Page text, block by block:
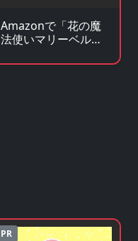
Amazonで「花の魔
法使いマリーベル」
アを見る
PR